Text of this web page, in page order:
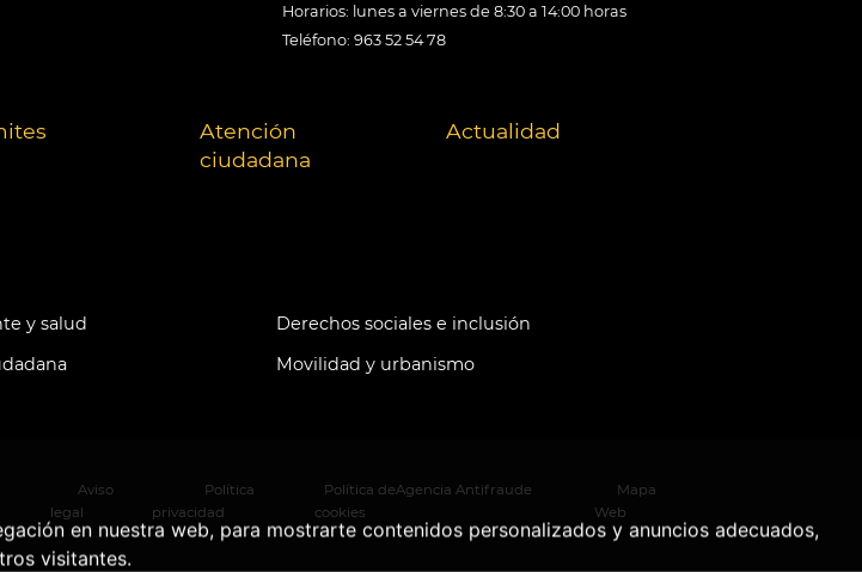
en nuestra web, para mostrarte contenidos personalizados y anuncios adecuados,
visitantes.
Horarios: lunes a viernes de 8:30 a 14:00 horas
Teléfono: 963 52 54 78
Atención
ciudadana
Actualidad
y salud
Derechos sociales e inclusión
Movilidad y urbanismo
Aviso
legal
Política
privacidad
Política de
cookies
Agencia Antifraude
Mapa
Web